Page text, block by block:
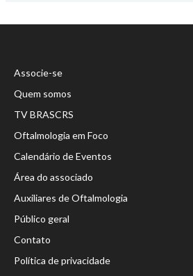
Associe-se
Quem somos
TV BRASCRS
Oftalmologia em Foco
Calendário de Eventos
Área do associado
Auxiliares de Oftalmologia
Público geral
Contato
Política de privacidade